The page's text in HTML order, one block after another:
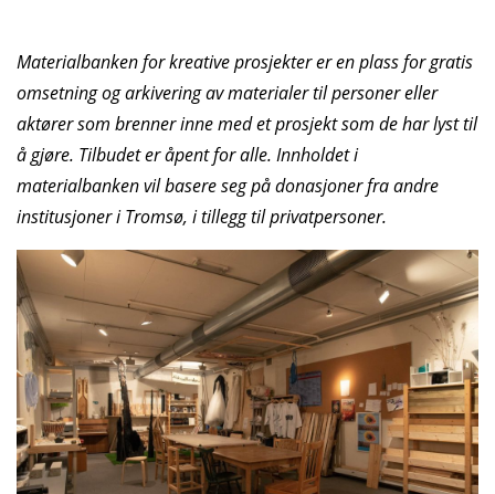
Materialbanken for kreative prosjekter er en plass for gratis
omsetning og arkivering av materialer til personer eller
aktører som brenner inne med et prosjekt som de har lyst til
å gjøre. Tilbudet er åpent for alle. Innholdet i
materialbanken vil basere seg på donasjoner fra andre
institusjoner i Tromsø, i tillegg til privatpersoner.